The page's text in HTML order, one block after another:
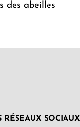
des abeilles
RÉSEAUX SOCIAUX